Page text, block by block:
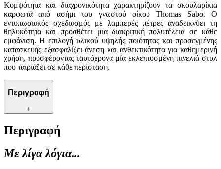
Κομψότητα και διαχρονικότητα χαρακτηρίζουν τα σκουλαρίκια
καρφωτά από ασήμι του γνωστού οίκου Thomas Sabo. Ο
εντυπωσιακός σχεδιασμός με λαμπερές πέτρες αναδεικνύει τη
θηλυκότητα και προσθέτει μια διακριτική πολυτέλεια σε κάθε
εμφάνιση. Η επιλογή υλικού υψηλής ποιότητας και προσεγμένης
κατασκευής εξασφαλίζει άνεση και ανθεκτικότητα για καθημερινή
χρήση, προσφέροντας ταυτόχρονα μία εκλεπτυσμένη πινελιά στυλ
που ταιριάζει σε κάθε περίσταση.
Περιγραφή
+
Περιγραφή
Με λίγα λόγια...